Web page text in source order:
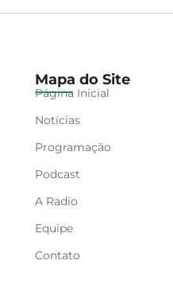
Mapa do Site
Página Inicial
Notícias
Programação
Podcast
A Radio
Equipe
Contato